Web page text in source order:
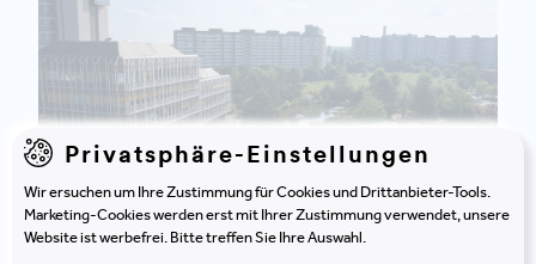
Privatsphäre-Einstellungen
Wir ersuchen um Ihre Zustimmung für Cookies und Drittanbieter-Tools.
Marketing-Cookies werden erst mit Ihrer Zustimmung verwendet, unsere
Website ist werbefrei. Bitte treffen Sie Ihre Auswahl.